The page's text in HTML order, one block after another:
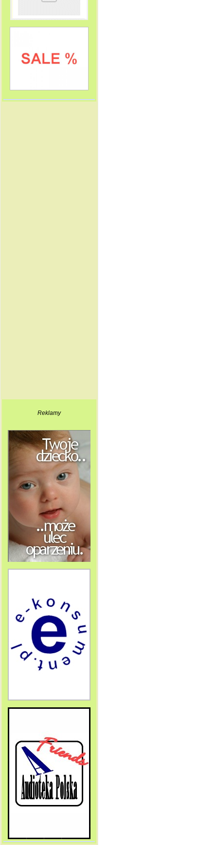
Reklamy